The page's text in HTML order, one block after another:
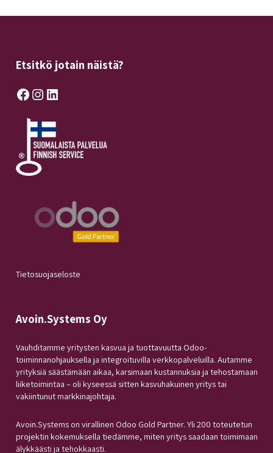
Etsitkö jotain näistä?
Facebook Instagram LinkedIn
Tietosuojaseloste
Avoin.Systems Oy
Vauhditamme yritysten kasvua ja tuottavuutta Odoo-
toiminnanohjauksella ja integroituvilla verkkopalveluilla. Autamme
yrityksiä säästämään aikaa, karsimaan kustannuksia ja tehostamaan
liiketoimintaa – oli kyseessä sitten kasvuhakuinen yritys tai
vakiintunut markkinajohtaja.
Avoin.Systems on virallinen Odoo Gold Partner. Yli 200 toteutetun
projektin kokemuksella tiedämme, miten yritys saadaan toimimaan
älykkäästi ja tehokkaasti.